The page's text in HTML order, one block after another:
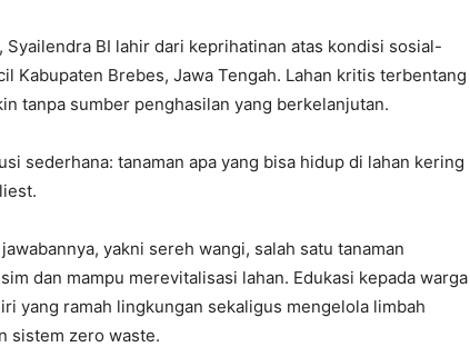
BI lahir dari keprihatinan atas kondisi sosial-
Kabupaten Brebes, Jawa Tengah. Lahan kritis terbentang
tanpa sumber penghasilan yang berkelanjutan.
sederhana: tanaman apa yang bisa hidup di lahan kering
yakni sereh wangi, salah satu tanaman
dan mampu merevitalisasi lahan. Edukasi kepada warga
yang ramah lingkungan sekaligus mengelola limbah
sistem zero waste.